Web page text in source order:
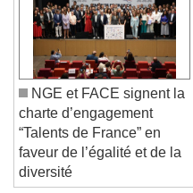
Text Edge Style
Font Family
Reset
Done
Close Modal Dialog
End of dialog window.
NGE et FACE signent la
charte d’engagement
“Talents de France” en
faveur de l’égalité et de la
diversité